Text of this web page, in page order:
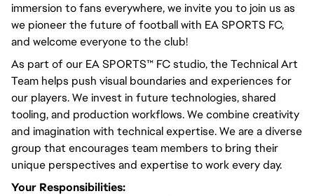
immersion to fans everywhere, we invite you to join us as
we pioneer the future of football with EA SPORTS FC,
and welcome everyone to the club!
As part of our EA SPORTS™ FC studio, the Technical Art
Team helps push visual boundaries and experiences for
our players. We invest in future technologies, shared
tooling, and production workflows. We combine creativity
and imagination with technical expertise. We are a diverse
group that encourages team members to bring their
unique perspectives and expertise to work every day.
Your Responsibilities: